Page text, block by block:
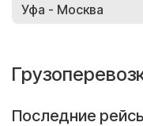
Уфа - Москва
Последние